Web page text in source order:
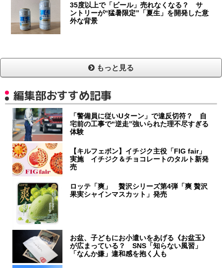
35度以上で「ビール」売れなくなる？ サ
ントリーが“猛暑限定”「夏生」を開発した意
外な背景
もっと見る
編集部おすすめ記事
「警備員に従いUターン」で違反切符？ 自
宅前の工事で“逆走”強いられた理不尽すぎる
体験
【キルフェボン】イチジク主役「FIG fair」
実施 イチジク＆チョコレートのタルト新発
売
ロッテ「爽」 贅沢シリーズ第4弾「爽 贅沢
果実シャインマスカット」発売
お盆、子どもにお小遣いをあげる《お盆玉》
が広まっている？ SNS「知らない風習」
「なんか嫌」違和感を抱く人も